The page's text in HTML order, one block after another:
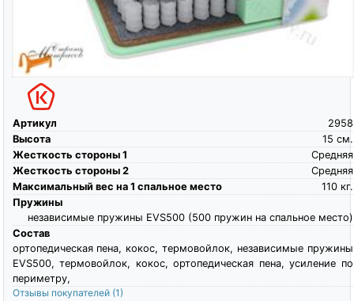
Артикул
2958
Высота
см.
15
Жесткость стороны 1
Средняя
Жесткость стороны 2
Средняя
Максимальный вес на 1 спальное место
кг.
110
Пружины
независимые пружины EVS500 (500 пружин на спальное место)
Состав
ортопедическая пена, кокос, термовойлок, независимые пружины
EVS500, термовойлок, кокос, ортопедическая пена, усиление по
периметру,
Отзывы покупателей (1)